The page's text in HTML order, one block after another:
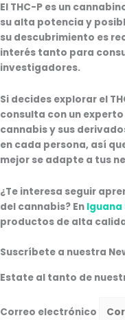
El THC-P es un
su alta potencia y
su descubrimiento es
interés tanto para
investigadores.
Si decides explorar el
consulta con un
cannabis y sus
en cada persona, así
mejor se adapte a tus
¿Te interesa seguir
del cannabis? En Iguana
productos de alta
Suscríbete a nuestra
Estate al tanto de
Correo electrónico